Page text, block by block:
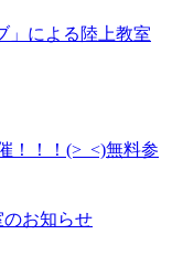
」による陸上教室
！！！(>_<)無料参
のお知らせ